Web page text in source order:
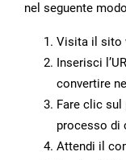
nel seguente
Visita il sito
Inserisci
convertire
Fare clic sul
processo di
Attendi il